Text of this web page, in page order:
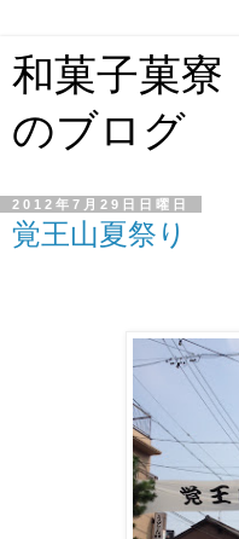
和菓子菓
のブログ
2012年7月29日日曜日
覚王山夏祭り